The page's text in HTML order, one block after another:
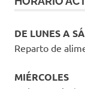
DE LUNES A
Reparto de
MIÉRCOLES